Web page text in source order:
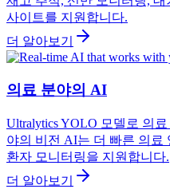
사이트를 지원합니다.
더 알아보기
의료 분야의 AI
Ultralytics YOLO 모델로 의
야의 비전 AI는 더 빠른 의료
환자 모니터링을 지원합니다.
더 알아보기